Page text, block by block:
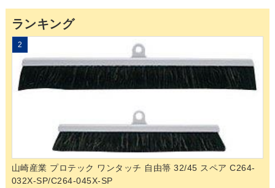
ランキング
2
山崎産業 プロテック ワンタッチ 自由箒 32/45 スペア C264-
032X-SP/C264-045X-SP